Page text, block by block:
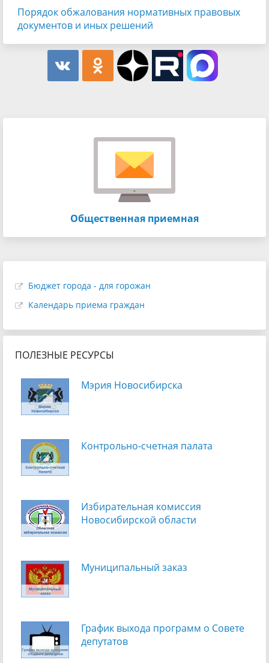
Порядок обжалования нормативных правовых
документов и иных решений
Общественная приемная
Бюджет города - для горожан
Календарь приема граждан
ПОЛЕЗНЫЕ РЕСУРСЫ
Мэрия Новосибирска
Контрольно-счетная палата
Избирательная комиссия
Новосибирской области
Муниципальный заказ
График выхода программ о Cовете
депутатов